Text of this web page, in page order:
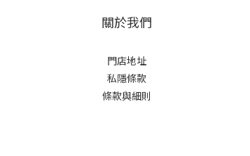
關於我們
門店地址
私隱條款
條款與細則